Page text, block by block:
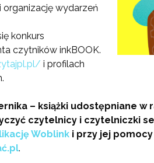
organizację wydarzeń
konkurs
czytników inkBOOK.
i profilach
– książki udostępniane
czytelnicy i czytelniczki
Woblink i przy jej
.